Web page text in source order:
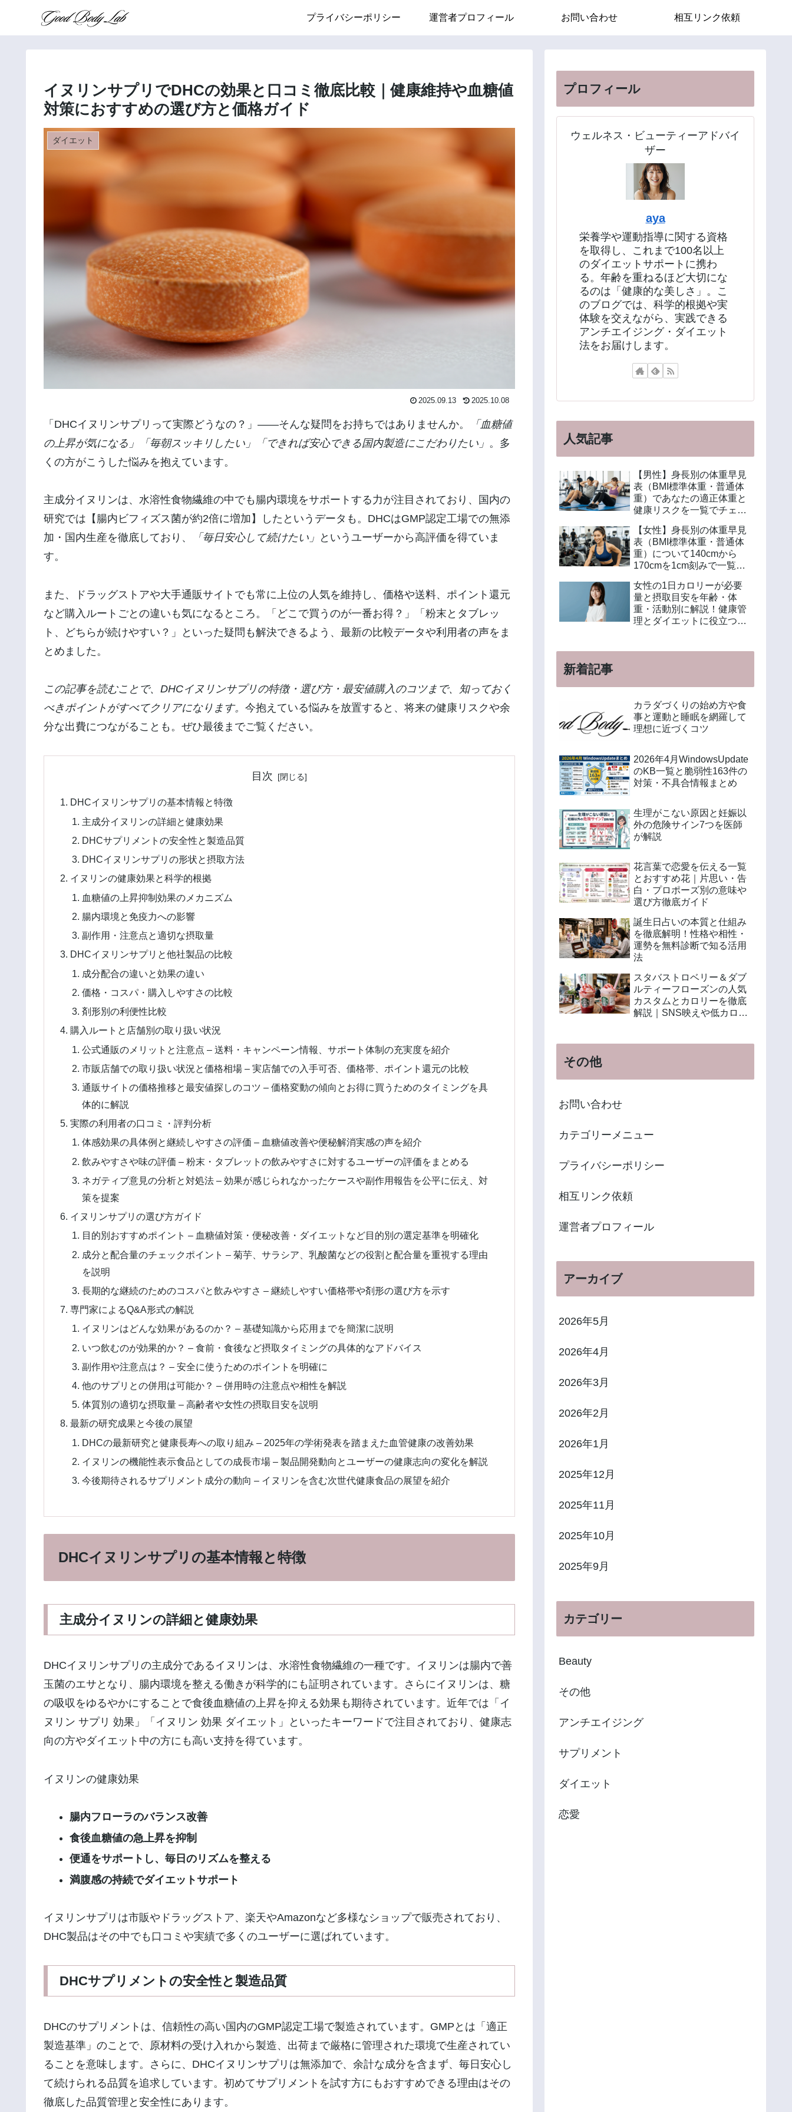
プライバシーポリシー 運営者プロフィール お問い合わせ 相互リンク依頼
イヌリンサプリでDHCの効果と口コミ徹底比較｜健康維持や血糖値
対策におすすめの選び方と価格ガイド
ダイエット
2025.09.13 2025.10.08
「DHCイヌリンサプリって実際どうなの？」——そんな疑問をお持ちではありませんか。
「血糖値
の上昇が気になる」「毎朝スッキリしたい」「できれば安心できる国内製造にこだわりたい」 。多
くの方がこうした悩みを抱えています。
主成分イヌリンは、水溶性食物繊維の中でも腸内環境をサポートする力が注目されており、国内の
研究では【腸内ビフィズス菌が約2倍に増加】したというデータも。DHCはGMP認定工場での無添
加・国内生産を徹底しており、
「毎日安心して続けたい」 というユーザーから高評価を得ていま
す。
また、ドラッグストアや大手通販サイトでも常に上位の人気を維持し、価格や送料、ポイント還元
など購入ルートごとの違いも気になるところ。「どこで買うのが一番お得？」「粉末とタブレッ
ト、どちらが続けやすい？」といった疑問も解決できるよう、最新の比較データや利用者の声をま
とめました。
この記事を読むことで、DHCイヌリンサプリの特徴・選び方・最安値購入のコツまで、知っておく
べきポイントがすべてクリアになります。 今抱えている悩みを放置すると、将来の健康リスクや余
分な出費につながることも。ぜひ最後までご覧ください。
目次
DHCイヌリンサプリの基本情報と特徴
主成分イヌリンの詳細と健康効果
DHCサプリメントの安全性と製造品質
DHCイヌリンサプリの形状と摂取方法
イヌリンの健康効果と科学的根拠
血糖値の上昇抑制効果のメカニズム
腸内環境と免疫力への影響
副作用・注意点と適切な摂取量
DHCイヌリンサプリと他社製品の比較
成分配合の違いと効果の違い
価格・コスパ・購入しやすさの比較
剤形別の利便性比較
購入ルートと店舗別の取り扱い状況
公式通販のメリットと注意点 – 送料・キャンペーン情報、サポート体制の充実度を紹介
市販店舗での取り扱い状況と価格相場 – 実店舗での入手可否、価格帯、ポイント還元の比較
通販サイトの価格推移と最安値探しのコツ – 価格変動の傾向とお得に買うためのタイミングを具
体的に解説
実際の利用者の口コミ・評判分析
体感効果の具体例と継続しやすさの評価 – 血糖値改善や便秘解消実感の声を紹介
飲みやすさや味の評価 – 粉末・タブレットの飲みやすさに対するユーザーの評価をまとめる
ネガティブ意見の分析と対処法 – 効果が感じられなかったケースや副作用報告を公平に伝え、対
策を提案
イヌリンサプリの選び方ガイド
目的別おすすめポイント – 血糖値対策・便秘改善・ダイエットなど目的別の選定基準を明確化
成分と配合量のチェックポイント – 菊芋、サラシア、乳酸菌などの役割と配合量を重視する理由
を説明
長期的な継続のためのコスパと飲みやすさ – 継続しやすい価格帯や剤形の選び方を示す
専門家によるQ&A形式の解説
イヌリンはどんな効果があるのか？ – 基礎知識から応用までを簡潔に説明
いつ飲むのが効果的か？ – 食前・食後など摂取タイミングの具体的なアドバイス
副作用や注意点は？ – 安全に使うためのポイントを明確に
他のサプリとの併用は可能か？ – 併用時の注意点や相性を解説
体質別の適切な摂取量 – 高齢者や女性の摂取目安を説明
最新の研究成果と今後の展望
DHCの最新研究と健康長寿への取り組み – 2025年の学術発表を踏まえた血管健康の改善効果
イヌリンの機能性表示食品としての成長市場 – 製品開発動向とユーザーの健康志向の変化を解説
今後期待されるサプリメント成分の動向 – イヌリンを含む次世代健康食品の展望を紹介
DHCイヌリンサプリの基本情報と特徴
主成分イヌリンの詳細と健康効果
DHCイヌリンサプリの主成分であるイヌリンは、水溶性食物繊維の一種です。イヌリンは腸内で善
玉菌のエサとなり、腸内環境を整える働きが科学的にも証明されています。さらにイヌリンは、糖
の吸収をゆるやかにすることで食後血糖値の上昇を抑える効果も期待されています。近年では「イ
ヌリン サプリ 効果」「イヌリン 効果 ダイエット」といったキーワードで注目されており、健康志
向の方やダイエット中の方にも高い支持を得ています。
イヌリンの健康効果
腸内フローラのバランス改善
食後血糖値の急上昇を抑制
便通をサポートし、毎日のリズムを整える
満腹感の持続でダイエットサポート
イヌリンサプリは市販やドラッグストア、楽天やAmazonなど多様なショップで販売されており、
DHC製品はその中でも口コミや実績で多くのユーザーに選ばれています。
DHCサプリメントの安全性と製造品質
DHCのサプリメントは、信頼性の高い国内のGMP認定工場で製造されています。GMPとは「適正
製造基準」のことで、原材料の受け入れから製造、出荷まで厳格に管理された環境で生産されてい
ることを意味します。さらに、DHCイヌリンサプリは無添加で、余計な成分を含まず、毎日安心し
て続けられる品質を追求しています。初めてサプリメントを試す方にもおすすめできる理由はその
徹底した品質管理と安全性にあります。
プロフィール
ウェルネス・ビューティーアドバイ
ザー
aya
栄養学や運動指導に関する資格
を取得し、これまで100名以上
のダイエットサポートに携わ
る。年齢を重ねるほど大切にな
るのは「健康的な美しさ」。こ
のブログでは、科学的根拠や実
体験を交えながら、実践できる
アンチエイジング・ダイエット
法をお届けします。
人気記事
【男性】身長別の体重早見
表（BMI標準体重・普通体
重）であなたの適正体重と
健康リスクを一覧でチェッ
【女性】身長別の体重早見
表（BMI標準体重・普通体
重）について140cmから
170cmを1cm刻みで一覧解
算方法も紹介
女性の1日カロリーが必要
量と摂取目安を年齢・体
重・活動別に解説！健康管
理とダイエットに役立つ計
新着記事
カラダづくりの始め方や食
事と運動と睡眠を網羅して
理想に近づくコツ
2026年4月WindowsUpdate
のKB一覧と脆弱性163件の
対策・不具合情報まとめ
生理がこない原因と妊娠以
外の危険サイン7つを医師
が解説
花言葉で恋愛を伝える一覧
とおすすめ花｜片思い・告
白・プロポーズ別の意味や
選び方徹底ガイド
誕生日占いの本質と仕組み
を徹底解明！性格や相性・
運勢を無料診断で知る活用
法
スタバストロベリー＆ダブ
ルティーフローズンの人気
カスタムとカロリーを徹底
解説｜SNS映えや低カロリ
その他
お問い合わせ
カテゴリーメニュー
プライバシーポリシー
相互リンク依頼
運営者プロフィール
アーカイブ
2026年5月
2026年4月
2026年3月
2026年2月
2026年1月
2025年12月
2025年11月
2025年10月
2025年9月
カテゴリー
Beauty
その他
アンチエイジング
サプリメント
ダイエット
恋愛